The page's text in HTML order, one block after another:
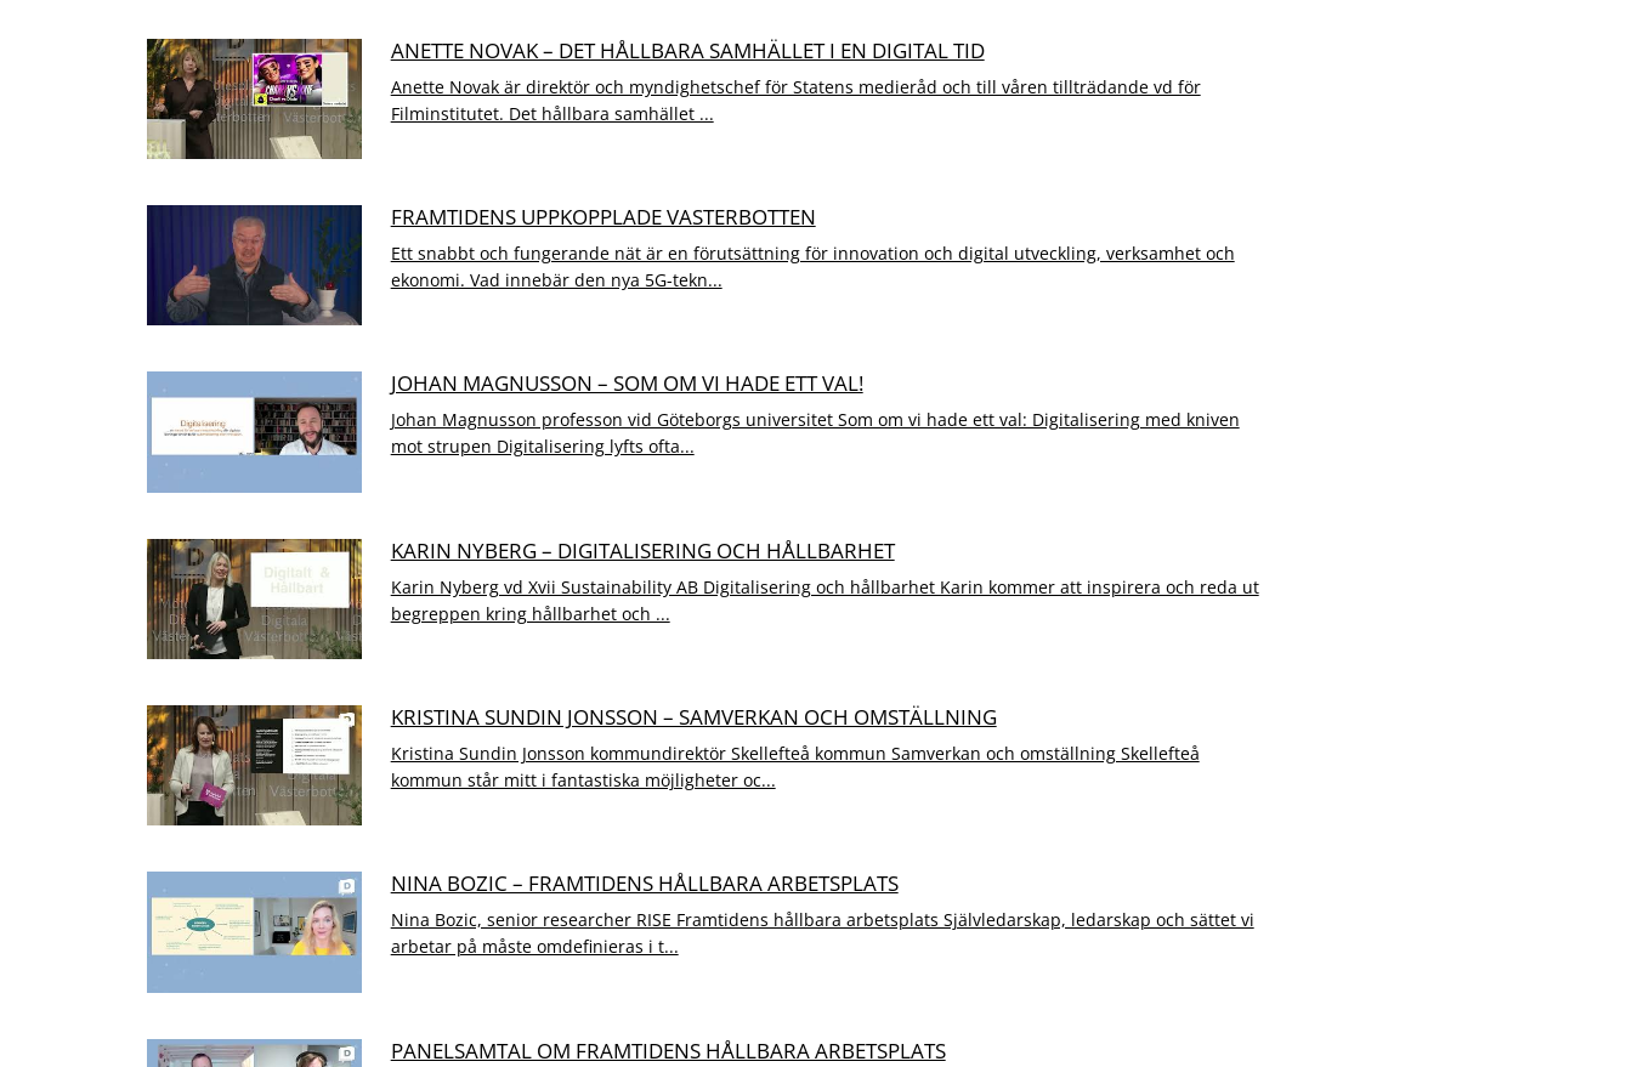
ANETTE NOVAK – DET HÅLLBARA SAMHÄLLET I EN DIGITAL TID
Anette Novak är direktör och myndighetschef för Statens medieråd och till våren tillträdande vd för
Filminstitutet. Det hållbara samhället ...
FRAMTIDENS UPPKOPPLADE VASTERBOTTEN
Ett snabbt och fungerande nät är en förutsättning för innovation och digital utveckling, verksamhet och
ekonomi. Vad innebär den nya 5G-tekn...
JOHAN MAGNUSSON – SOM OM VI HADE ETT VAL!
Johan Magnusson professon vid Göteborgs universitet Som om vi hade ett val: Digitalisering med kniven
mot strupen Digitalisering lyfts ofta...
KARIN NYBERG – DIGITALISERING OCH HÅLLBARHET
Karin Nyberg vd Xvii Sustainability AB Digitalisering och hållbarhet Karin kommer att inspirera och reda ut
begreppen kring hållbarhet och ...
KRISTINA SUNDIN JONSSON – SAMVERKAN OCH OMSTÄLLNING
Kristina Sundin Jonsson kommundirektör Skellefteå kommun Samverkan och omställning Skellefteå
kommun står mitt i fantastiska möjligheter oc...
NINA BOZIC – FRAMTIDENS HÅLLBARA ARBETSPLATS
Nina Bozic, senior researcher RISE Framtidens hållbara arbetsplats Självledarskap, ledarskap och sättet vi
arbetar på måste omdefinieras i t...
PANELSAMTAL OM FRAMTIDENS HÅLLBARA ARBETSPLATS